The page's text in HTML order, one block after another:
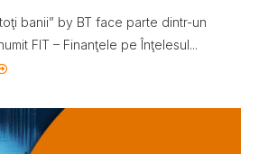
banii” by BT face parte dintr-un
FIT – Finanţele pe Înţelesul...